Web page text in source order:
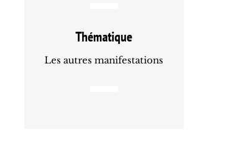
Thématique
Les autres manifestations